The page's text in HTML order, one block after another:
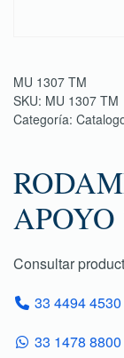
MU 1307 TM
SKU: MU 1307 TM
Categoría:
Consultar
33 4494 4530
33 1478 8800